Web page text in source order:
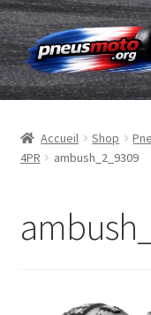
Aller
à
la
navigation
Aller
au
contenu
Pneus
Chambres & fonds
Commander
Accueil Shop
4PR
ambush_2_9309